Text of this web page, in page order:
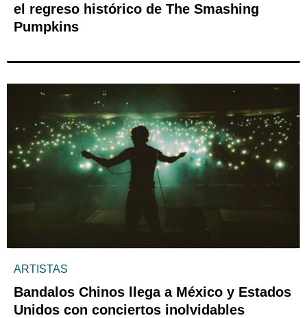
el regreso histórico de The Smashing
Pumpkins
ARTISTAS
Bandalos Chinos llega a México y Estados
Unidos con conciertos inolvidables